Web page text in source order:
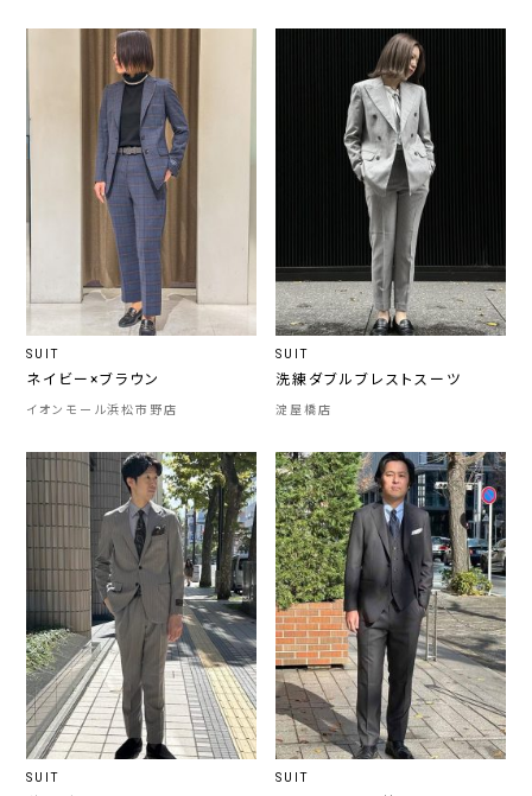
SUIT
ネイビー×ブラウン
イオンモール浜松市野店
SUIT
洗練ダブルブレストスーツ
淀屋橋店
SUIT SUIT